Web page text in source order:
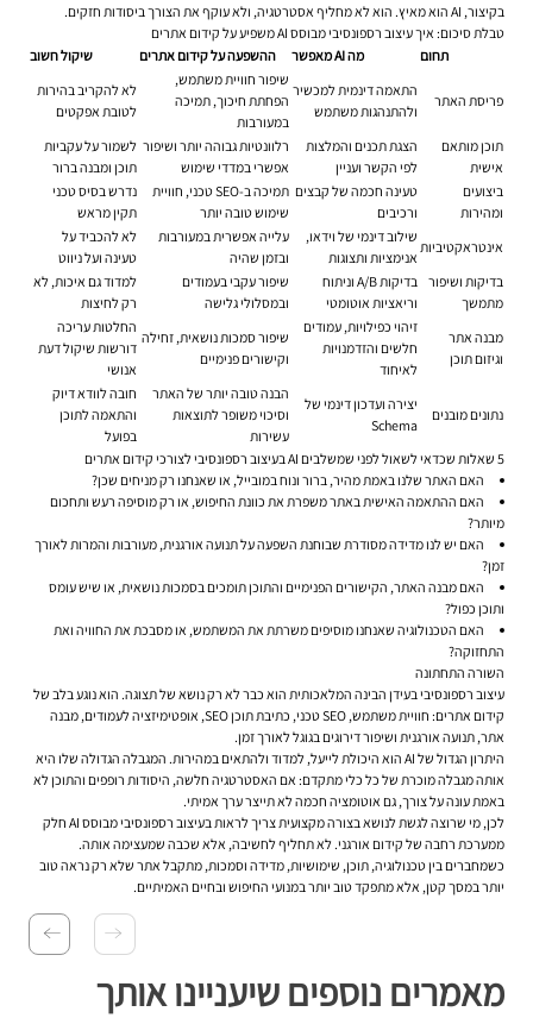
בקיצור, AI הוא מאיץ. הוא לא מחליף אסטרטגיה, ולא עוקף את הצורך ביסודות חזקים.
טבלת סיכום: איך עיצוב רספונסיבי מבוסס AI משפיע על קידום אתרים
תחום
מה AI מאפשר ההשפעה על קידום אתרים שיקול חשוב
פריסת האתר
התאמה דינמית למכשיר
ולהתנהגות משתמש
שיפור חוויית משתמש,
הפחתת חיכוך, תמיכה
במעורבות
לא להקריב בהירות
לטובת אפקטים
תוכן מותאם
אישית
הצגת תכנים והמלצות
לפי הקשר ועניין
רלוונטיות גבוהה יותר ושיפור
אפשרי במדדי שימוש
לשמור על עקביות
תוכן ומבנה ברור
ביצועים
ומהירות
טעינה חכמה של קבצים
ורכיבים
תמיכה ב-SEO טכני, חוויית
שימוש טובה יותר
נדרש בסיס טכני
תקין מראש
אינטראקטיביות
שילוב דינמי של וידאו,
אנימציות ותצוגות
עלייה אפשרית במעורבות
ובזמן שהיה
לא להכביד על
טעינה ועל ניווט
בדיקות ושיפור
מתמשך
בדיקות A/B וניתוח
וריאציות אוטומטי
שיפור עקבי בעמודים
ובמסלולי גלישה
למדוד גם איכות, לא
רק לחיצות
מבנה אתר
וגיזום תוכן
זיהוי כפילויות, עמודים
חלשים והזדמנויות
לאיחוד
שיפור סמכות נושאית, זחילה
וקישורים פנימיים
החלטות עריכה
דורשות שיקול דעת
אנושי
נתונים מובנים
יצירה ועדכון דינמי של
Schema
הבנה טובה יותר של האתר
וסיכוי משופר לתוצאות
עשירות
חובה לוודא דיוק
והתאמה לתוכן
בפועל
5 שאלות שכדאי לשאול לפני שמשלבים AI בעיצוב רספונסיבי לצורכי קידום אתרים
האם האתר שלנו באמת מהיר, ברור ונוח במובייל, או שאנחנו רק מניחים שכן?
האם ההתאמה האישית באתר משפרת את כוונת החיפוש, או רק מוסיפה רעש ותחכום
מיותר?
האם יש לנו מדידה מסודרת שבוחנת השפעה על תנועה אורגנית, מעורבות והמרות לאורך
זמן?
האם מבנה האתר, הקישורים הפנימיים והתוכן תומכים בסמכות נושאית, או שיש עומס
ותוכן כפול?
האם הטכנולוגיה שאנחנו מוסיפים משרתת את המשתמש, או מסבכת את החוויה ואת
התחזוקה?
השורה התחתונה
עיצוב רספונסיבי בעידן הבינה המלאכותית הוא כבר לא רק נושא של תצוגה. הוא נוגע בלב של
קידום אתרים: חוויית משתמש, SEO טכני, כתיבת תוכן SEO, אופטימיזציה לעמודים, מבנה
אתר, תנועה אורגנית ושיפור דירוגים בגוגל לאורך זמן.
היתרון הגדול של AI הוא היכולת לייעל, למדוד ולהתאים במהירות. המגבלה הגדולה שלו היא
אותה מגבלה מוכרת של כל כלי מתקדם: אם האסטרטגיה חלשה, היסודות רופפים והתוכן לא
באמת עונה על צורך, גם אוטומציה חכמה לא תייצר ערך אמיתי.
לכן, מי שרוצה לגשת לנושא בצורה מקצועית צריך לראות בעיצוב רספונסיבי מבוסס AI חלק
ממערכת רחבה של קידום אורגני. לא תחליף לחשיבה, אלא שכבה שמעצימה אותה.
כשמחברים בין טכנולוגיה, תוכן, שימושיות, מדידה וסמכות, מתקבל אתר שלא רק נראה טוב
יותר במסך קטן, אלא מתפקד טוב יותר במנועי החיפוש ובחיים האמיתיים.
מאמרים נוספים שיעניינו אותך